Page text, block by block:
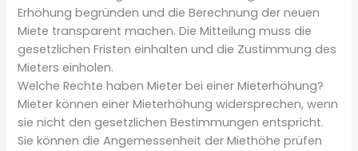
Erhöhung begründen und die Berechnung der neuen
Miete transparent machen. Die Mitteilung muss die
gesetzlichen Fristen einhalten und die Zustimmung des
Mieters einholen.
Welche Rechte haben Mieter bei einer Mieterhöhung?
Mieter können einer Mieterhöhung widersprechen, wenn
sie nicht den gesetzlichen Bestimmungen entspricht.
Sie können die Angemessenheit der Miethöhe prüfen